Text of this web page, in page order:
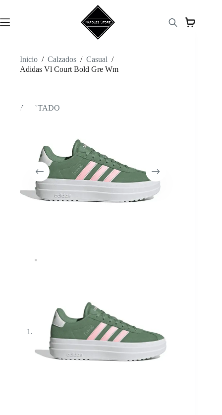
contenido
Inicio / Calzados / Casual /
Adidas Vl Court Bold Gre Wm
AGOTADO